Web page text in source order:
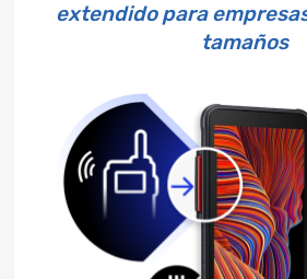
extendido para
tamaños